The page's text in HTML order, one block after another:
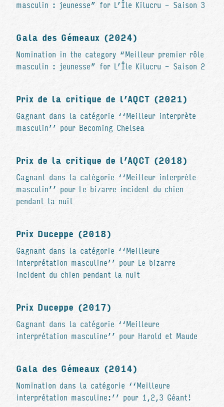
masculin : jeunesse” for L’Île Kilucru - Saison 3
Gala des Gémeaux (2024)
Nomination in the category “Meilleur premier rôle
masculin : jeunesse” for L’Île Kilucru - Saison 2
Prix de la critique de l’AQCT (2021)
Gagnant dans la catégorie ‘‘Meilleur interprète
masculin’’ pour Becoming Chelsea
Prix de la critique de l’AQCT (2018)
Gagnant dans la catégorie ‘‘Meilleur interprète
masculin’’ pour Le bizarre incident du chien
pendant la nuit
Prix Duceppe (2018)
Gagnant dans la catégorie ‘‘Meilleure
interprétation masculine’’ pour Le bizarre
incident du chien pendant la nuit
Prix Duceppe (2017)
Gagnant dans la catégorie ‘‘Meilleure
interprétation masculine’’ pour Harold et Maude
Gala des Gémeaux (2014)
Nomination dans la catégorie ‘‘Meilleure
interprétation masculine:’’ pour 1,2,3 Géant!